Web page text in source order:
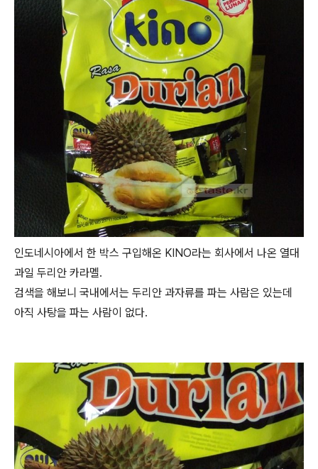
인도네시아에서 한 박스 구입해온 KINO라는 회사에서 나온 열대
과일 두리안 카라멜.
검색을 해보니 국내에서는 두리안 과자류를 파는 사람은 있는데
아직 사탕을 파는 사람이 없다.